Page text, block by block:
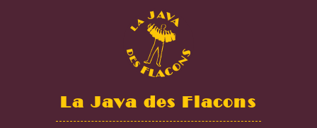
La Java des Flacons